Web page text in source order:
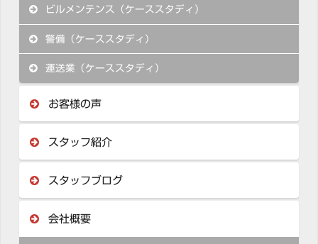
ビルメンテンス（ケーススタディ）
警備（ケーススタディ）
運送業（ケーススタディ）
お客様の声
スタッフ紹介
スタッフブログ
会社概要